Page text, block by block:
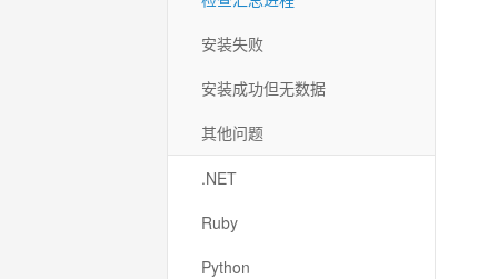
安装失败
安装成功但无数据
其他问题
.NET
Ruby
Python